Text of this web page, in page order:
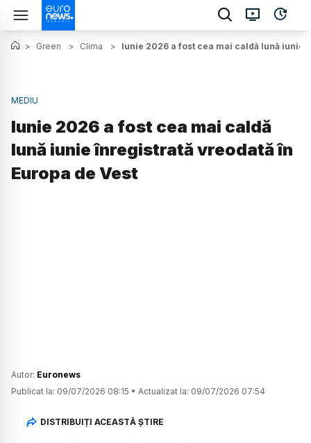
> Green > Clima > Iunie 2026 a fost cea mai caldă lună iunie
MEDIU
Iunie 2026 a fost cea mai caldă
lună iunie înregistrată vreodată în
Europa de Vest
Autor: Euronews
Publicat la: 09/07/2026 08:15 • Actualizat la: 09/07/2026 07:54
DISTRIBUIȚI ACEASTĂ ȘTIRE